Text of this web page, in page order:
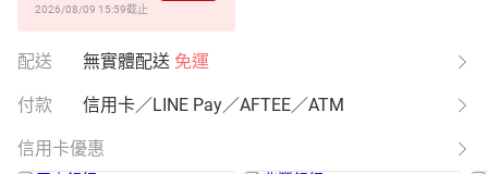
2026/08/09 15:59截止
配送 無實體配送 免運
付款 信用卡／LINE Pay／AFTEE／ATM
信用卡優惠